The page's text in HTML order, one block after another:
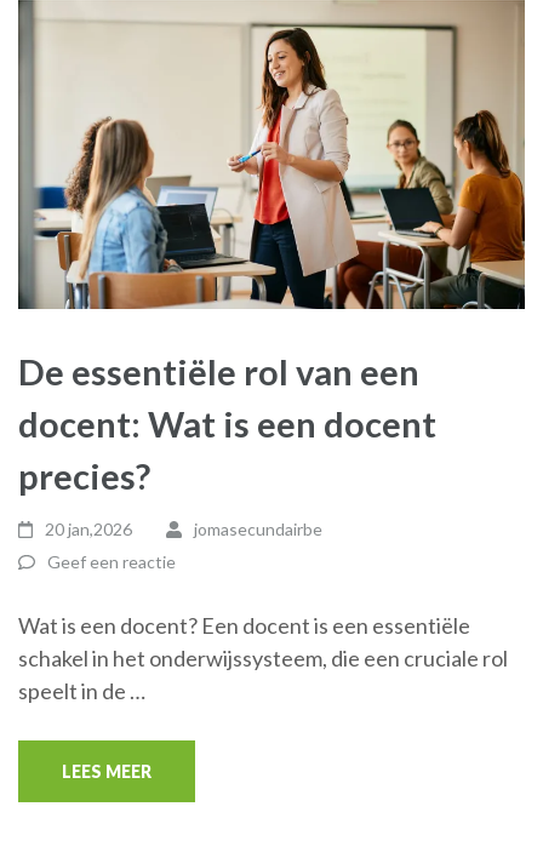
De essentiële rol van een
docent: Wat is een docent
precies?
20 jan,2026
jomasecundairbe
Geef een reactie
Wat is een docent? Een docent is een essentiële
schakel in het onderwijssysteem, die een cruciale rol
speelt in de …
LEES MEER